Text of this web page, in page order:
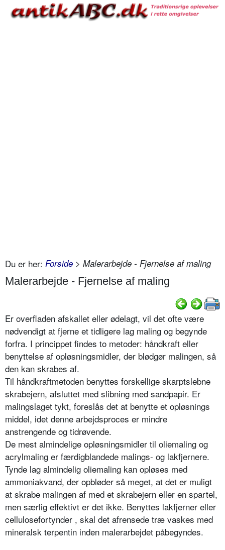
Du er her: Forside > Malerarbejde - Fjernelse af maling
Malerarbejde - Fjernelse af maling
Er overfladen afskallet eller ødelagt, vil det ofte være
nødvendigt at fjerne et tidligere lag maling og begynde
forfra. I princippet findes to metoder: håndkraft eller
benyttelse af opløsningsmidler, der blødgør malingen, så
den kan skrabes af.
Til håndkraftmetoden benyttes forskellige skarptslebne
skrabejern, afsluttet med slibning med sandpapir. Er
malingslaget tykt, foreslås det at benytte et opløsnings
middel, idet denne arbejdsproces er mindre
anstrengende og tidrøvende.
De mest almindelige opløsningsmidler til oliemaling og
acrylmaling er færdigblandede malings- og lakfjernere.
Tynde lag almindelig oliemaling kan opløses med
ammoniakvand, der opbløder så meget, at det er muligt
at skrabe malingen af med et skrabejern eller en spartel,
men særlig effektivt er det ikke. Benyttes lakfjerner eller
cellulosefortynder , skal det afrensede træ vaskes med
mineralsk terpentin inden malerarbejdet påbegyndes.